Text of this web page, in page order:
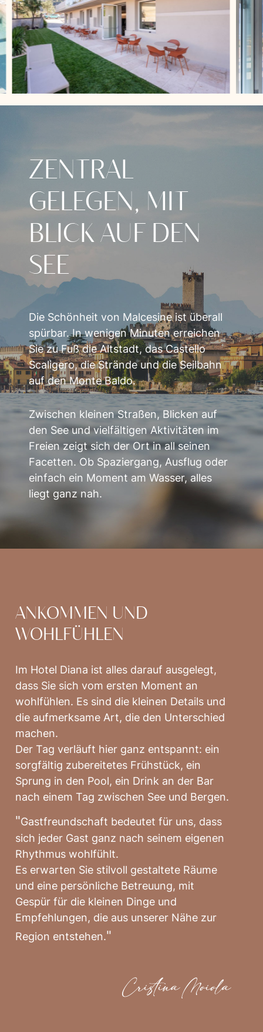
ZENTRAL
GELEGEN, MIT
BLICK AUF DEN
SEE
Die Schönheit von Malcesine ist überall
spürbar. In wenigen Minuten erreichen
Sie zu Fuß die Altstadt, das Castello
Scaligero, die Strände und die Seilbahn
auf den Monte Baldo.
Zwischen kleinen Straßen, Blicken auf
den See und vielfältigen Aktivitäten im
Freien zeigt sich der Ort in all seinen
Facetten. Ob Spaziergang, Ausflug oder
einfach ein Moment am Wasser, alles
liegt ganz nah.
ANKOMMEN UND
WOHLFÜHLEN
Im Hotel Diana ist alles darauf ausgelegt,
dass Sie sich vom ersten Moment an
wohlfühlen. Es sind die kleinen Details und
die aufmerksame Art, die den Unterschied
machen.
Der Tag verläuft hier ganz entspannt: ein
sorgfältig zubereitetes Frühstück, ein
Sprung in den Pool, ein Drink an der Bar
nach einem Tag zwischen See und Bergen.
"Gastfreundschaft bedeutet für uns, dass
sich jeder Gast ganz nach seinem eigenen
Rhythmus wohlfühlt.
Es erwarten Sie stilvoll gestaltete Räume
und eine persönliche Betreuung, mit
Gespür für die kleinen Dinge und
Empfehlungen, die aus unserer Nähe zur
Region entstehen."
Cristina Moiola